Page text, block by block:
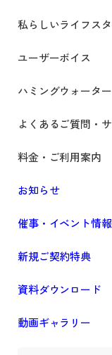
私らしいライフス
ユーザーボイス
ハミングウォータ
よくあるご質問・
料金・ご利用案内
お知らせ
催事・イベント情報
新規ご契約特典
資料ダウンロード
動画ギャラリー